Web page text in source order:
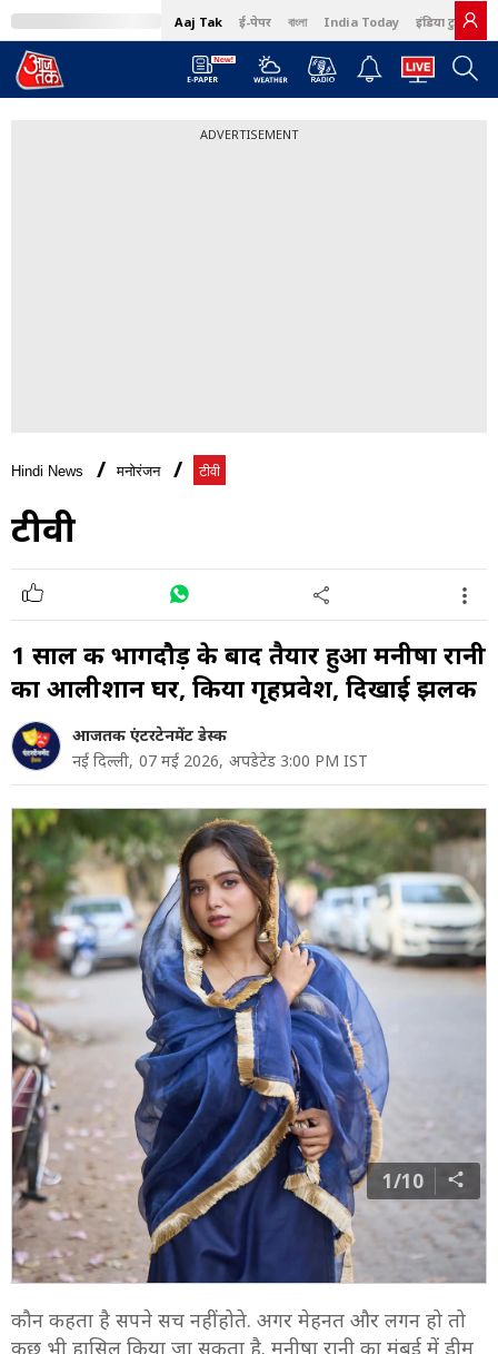
Aaj Tak ई-पेपर বাংলা India Today इंडिया टुडे हिंदी
ADVERTISEMENT
Hindi News मनोरंजन टीवी
टीवी
1 साल की भागदौड़ के बाद तैयार हुआ मनीषा रानी
का आलीशान घर, किया गृहप्रवेश, दिखाई झलक
आजतक एंटरटेनमेंट डेस्क
नई दिल्ली, 07 मई 2026, अपडेटेड 3:00 PM IST
1/10
कौन कहता है सपने सच नहीं होते. अगर मेहनत और लगन हो तो
कुछ भी हासिल किया जा सकता है. मनीषा रानी का मुंबई में ड्रीम